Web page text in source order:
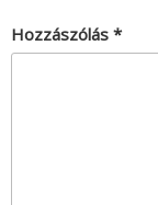
Hozzászólás *